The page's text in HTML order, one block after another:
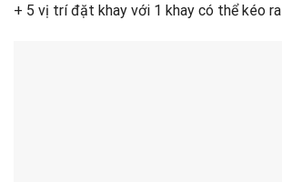
+ 5 vị trí đặt khay với 1 khay có thể kéo ra